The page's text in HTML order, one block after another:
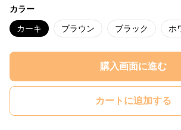
カラー
カーキ ブラウン ブラック ホ
購入画面に進む
カートに追加する